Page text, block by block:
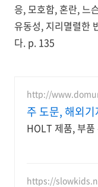
응, 모호함, 혼란, 느
유동성, 지리멸렬한
다. p. 135
http://
주 도문, 해외기
HOLT 제품, 부품
https://